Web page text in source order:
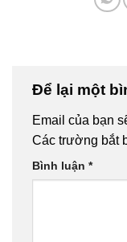
Để lại một
Email của bạn
Các trường bắt
Bình luận *